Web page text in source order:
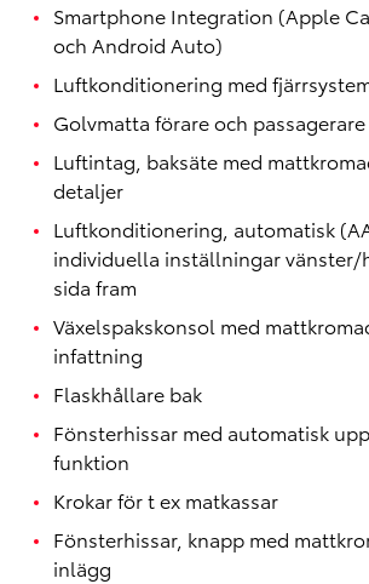
Smartphone Integration (Apple
och Android Auto)
Luftkonditionering med
Golvmatta förare och passagerare
Luftintag, baksäte med
detaljer
Luftkonditionering, automatisk
individuella inställningar vänster/
sida fram
Växelspakskonsol med
infattning
Flaskhållare bak
Fönsterhissar med automatisk
funktion
Krokar för t ex matkassar
Fönsterhissar, knapp med
inlägg